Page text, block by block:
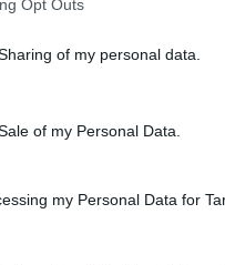
Opt Outs
of my personal data.
of my Personal Data.
my Personal Data for